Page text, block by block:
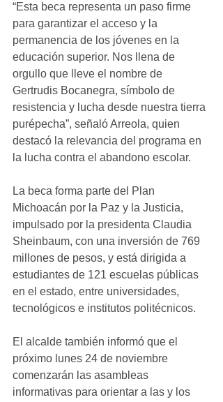
“Esta beca representa un paso firme
para garantizar el acceso y la
permanencia de los jóvenes en la
educación superior. Nos llena de
orgullo que lleve el nombre de
Gertrudis Bocanegra, símbolo de
resistencia y lucha desde nuestra tierra
purépecha”, señaló Arreola, quien
destacó la relevancia del programa en
la lucha contra el abandono escolar.
La beca forma parte del Plan
Michoacán por la Paz y la Justicia,
impulsado por la presidenta Claudia
Sheinbaum, con una inversión de 769
millones de pesos, y está dirigida a
estudiantes de 121 escuelas públicas
en el estado, entre universidades,
tecnológicos e institutos politécnicos.
El alcalde también informó que el
próximo lunes 24 de noviembre
comenzarán las asambleas
informativas para orientar a las y los